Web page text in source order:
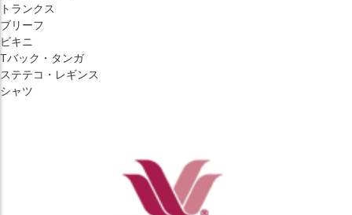
トランクス
ブリーフ
ビキニ
Tバック・タンガ
ステテコ・レギンス
シャツ